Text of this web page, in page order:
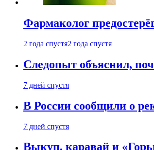
Фармаколог
2 года спустя2 года спустя
Следопыт объяснил,
7 дней спустя
В России сообщили о
7 дней спустя
Выкуп, каравай и